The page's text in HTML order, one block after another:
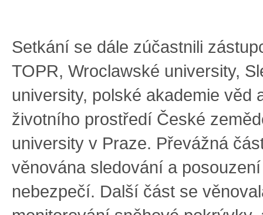
Setkání se dále zúčastnili
TOPR, Wroclawské university,
university, polské akademie věd
životního prostředí České
university v Praze. Převážná
věnována sledování a
nebezpečí. Další část se